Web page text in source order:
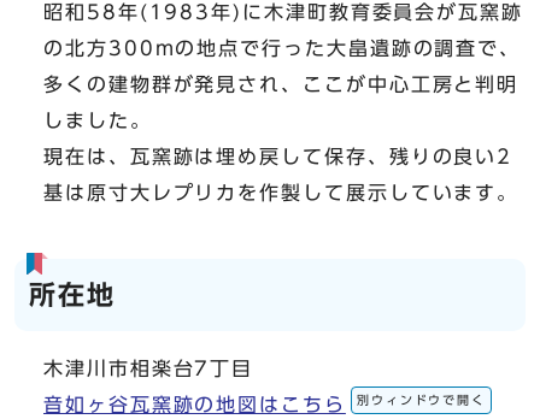
昭和58年(1983年)に木津町教育委員会が瓦窯跡
の北方300mの地点で行った大畠遺跡の調査で、
多くの建物群が発見され、ここが中心工房と判明
しました。
現在は、瓦窯跡は埋め戻して保存、残りの良い2
基は原寸大レプリカを作製して展示しています。
所在地
木津川市相楽台7丁目
音如ヶ谷瓦窯跡の地図はこちら
別ウィンドウで開く